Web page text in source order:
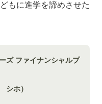
もに進学を諦めさせた
ズ ファイナンシャルプ
ホ）